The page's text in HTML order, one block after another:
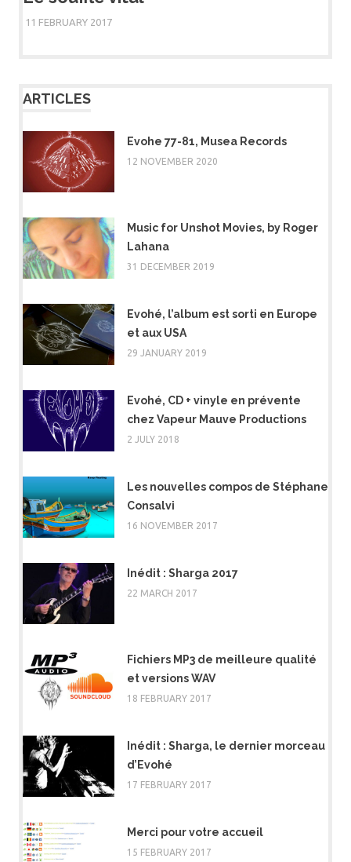
11 FEBRUARY 2017
ARTICLES
Evohe 77-81, Musea Records
12 NOVEMBER 2020
Music for Unshot Movies, by Roger
Lahana
31 DECEMBER 2019
Evohé, l’album est sorti en Europe
et aux USA
29 JANUARY 2019
Evohé, CD + vinyle en prévente
chez Vapeur Mauve Productions
2 JULY 2018
Les nouvelles compos de Stéphane
Consalvi
16 NOVEMBER 2017
Inédit : Sharga 2017
22 MARCH 2017
Fichiers MP3 de meilleure qualité
et versions WAV
18 FEBRUARY 2017
Inédit : Sharga, le dernier morceau
d’Evohé
17 FEBRUARY 2017
Merci pour votre accueil
15 FEBRUARY 2017